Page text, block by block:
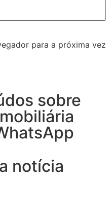
para a próxima vez
sobre
notícia